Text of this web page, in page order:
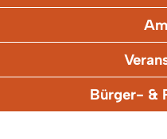
Bürger- &